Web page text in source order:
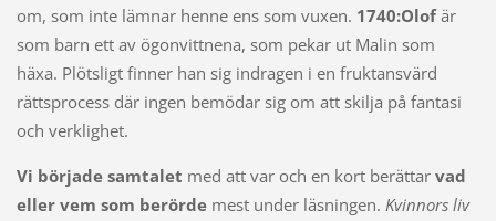
om, som inte lämnar henne ens som vuxen. 1740:Olofär
som barn ett av ögonvittnena, som pekar ut Malin som
häxa. Plötsligt finner han sig indragen i en fruktansvärd
rättsprocess där ingen bemödar sig om att skilja på fantasi
och verklighet.
Vi började samtalet med att var och en kort berättar vad
eller vem som berördemest under läsningen. Kvinnors liv